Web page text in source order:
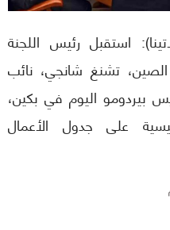
لاتينا): استقبل رئيس اللجنة
الصين، تشنغ شانجي، نائب
بيردومو اليوم في بكين،
على جدول الأعمال